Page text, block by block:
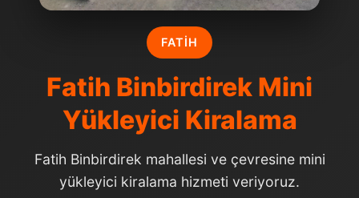
FATIH
Fatih Binbirdirek Mini
Yükleyici Kiralama
Fatih Binbirdirek mahallesi ve çevresine mini
yükleyici kiralama hizmeti veriyoruz.